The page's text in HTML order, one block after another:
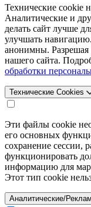
Технические cookie
Аналитические и
делать сайт лучше
улучшать
анонимны. Разрешая
нашего сайта.
обработки
Технические Cookies
Эти файлы cookie
его основных
сохранение сессии,
функционировать
информацию для
Этот тип cookie
Аналитические/